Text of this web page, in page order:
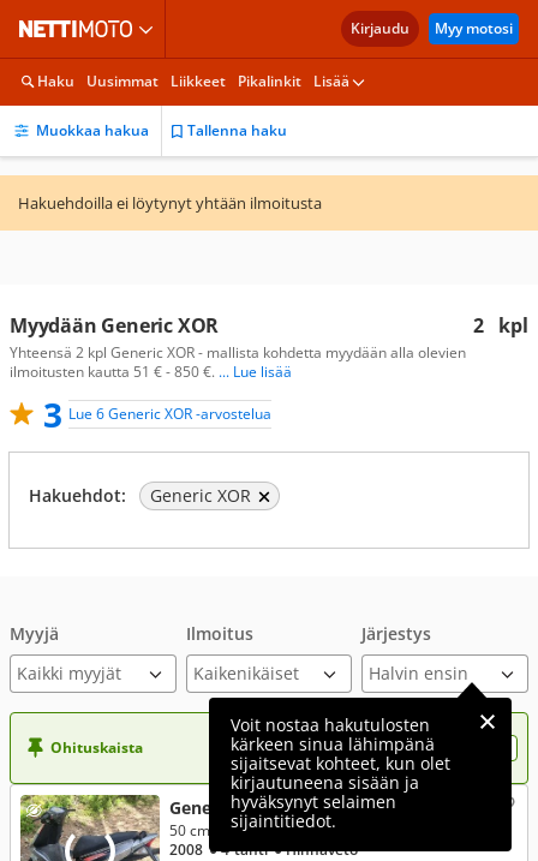
Kirjaudu Myy motosi
Haku Uusimmat Liikkeet Pikalinkit Lisää
Muokkaa hakua Tallenna haku
Hakuehdoilla ei löytynyt yhtään ilmoitusta
2 kpl
Myydään Generic XOR
Yhteensä 2 kpl Generic XOR - mallista kohdetta myydään alla olevien
ilmoitusten kautta 51 € - 850 €. ... Lue lisää
3 Lue 6 Generic XOR -arvostelua
Hakuehdot: Generic XOR
Myyjä
Kaikki myyjät
Ilmoitus Järjestys
Voit nostaa hakutulosten
kärkeen sinua lähimpänä
sijaitsevat kohteet, kun olet
kirjautuneena sisään ja
hyväksynyt selaimen
sijaintitiedot.
Ohituskaista Nosta ilmoituksesi tähän?
Generic XOR
50 cm³
2008 ● 4-tahti● Hihnaveto